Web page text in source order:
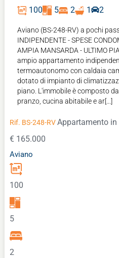
100 5 2 1 2
Aviano (BS-248-RV) a pochi
INDIPENDENTE - SPESE
AMPIA MANSARDA - ULTIMO
ampio appartamento
termoautonomo con caldaia
dotato di impianto di
piano. L'immobile è composto
pranzo, cucina abitabile e ar[...]
Rif. BS-248-RVAppartamento in
€ 165.000
Aviano
100
5
2